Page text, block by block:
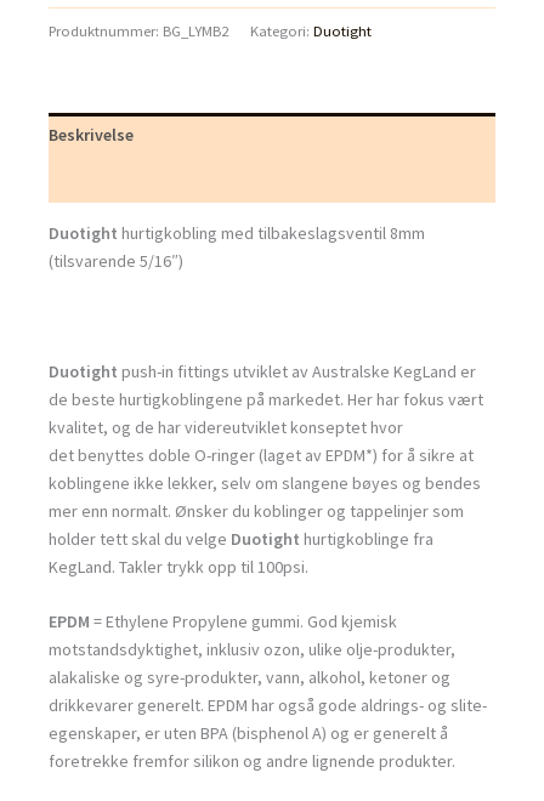
(5/16")
antall
Produktnummer: BG_LYMB2 Kategori: Duotight
Beskrivelse
Duotight hurtigkobling med tilbakeslagsventil 8mm
(tilsvarende 5/16″)
Duotight push-in fittings utviklet av Australske KegLand er
de beste hurtigkoblingene på markedet. Her har fokus vært
kvalitet, og de har videreutviklet konseptet hvor
det benyttes doble O-ringer (laget av EPDM*) for å sikre at
koblingene ikke lekker, selv om slangene bøyes og bendes
mer enn normalt. Ønsker du koblinger og tappelinjer som
holder tett skal du velge Duotight hurtigkoblinge fra
KegLand. Takler trykk opp til 100psi.
EPDM = Ethylene Propylene gummi. God kjemisk
motstandsdyktighet, inklusiv ozon, ulike olje-produkter,
alakaliske og syre-produkter, vann, alkohol, ketoner og
drikkevarer generelt. EPDM har også gode aldrings- og slite-
egenskaper, er uten BPA (bisphenol A) og er generelt å
foretrekke fremfor silikon og andre lignende produkter.